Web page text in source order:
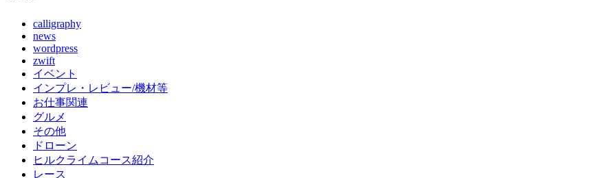
calligraphy
news
wordpress
zwift
イベント
インプレ・レビュー/機材等
お仕事関連
グルメ
その他
ドローン
ヒルクライムコース紹介
レース